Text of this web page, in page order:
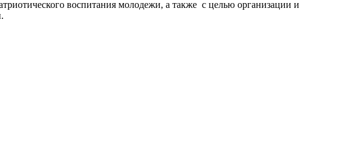
воспитания молодежи, а также с целью организации и